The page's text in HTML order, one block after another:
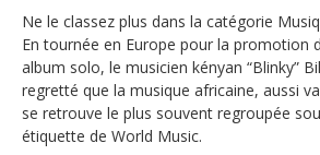
Ne le classez plus dans la catégorie
En tournée en Europe pour la promotion
album solo, le musicien kényan “Blinky”
regretté que la musique africaine, aussi
se retrouve le plus souvent regroupée
étiquette de World Music.